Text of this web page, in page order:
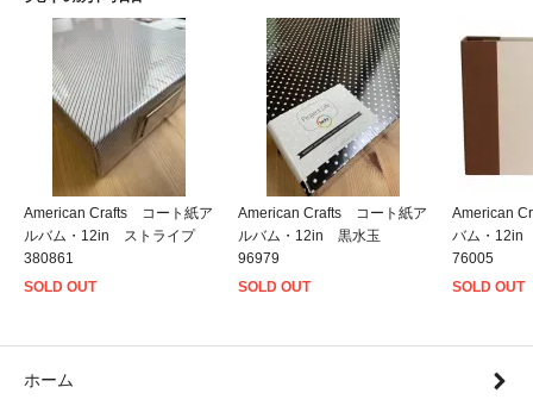
American Crafts コート紙ア
ルバム・12in ストライプ
380861
SOLD OUT
American Crafts コート紙ア
ルバム・12in 黒水玉
96979
SOLD OUT
American
バム・
76005
SOLD OUT
ホーム